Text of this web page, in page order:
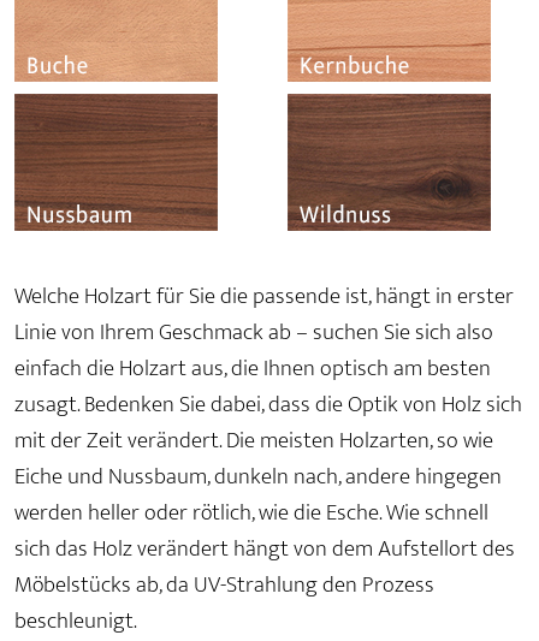
Welche Holzart für Sie die passende ist, hängt in erster
Linie von Ihrem Geschmack ab – suchen Sie sich also
einfach die Holzart aus, die Ihnen optisch am besten
zusagt. Bedenken Sie dabei, dass die Optik von Holz sich
mit der Zeit verändert. Die meisten Holzarten, so wie
Eiche und Nussbaum, dunkeln nach, andere hingegen
werden heller oder rötlich, wie die Esche. Wie schnell
sich das Holz verändert hängt von dem Aufstellort des
Möbelstücks ab, da UV-Strahlung den Prozess
beschleunigt.